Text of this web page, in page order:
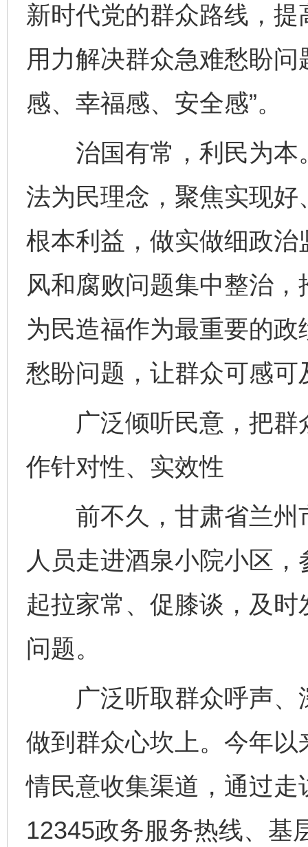
新时代党的群众路线，
用力解决群众急难愁盼
感、幸福感、安全感”。
治国有常，利民为本
法为民理念，聚焦实现
根本利益，做实做细政
风和腐败问题集中整治
为民造福作为最重要的
愁盼问题，让群众可感可
广泛倾听民意，把群
作针对性、实效性
前不久，甘肃省兰州
人员走进酒泉小院小区
起拉家常、促膝谈，及
问题。
广泛听取群众呼声、
做到群众心坎上。今年
情民意收集渠道，通过
12345政务服务热线、基